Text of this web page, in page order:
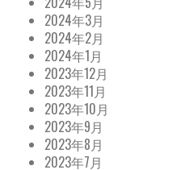
2024年3月
2024年2月
2024年1月
2023年12月
2023年11月
2023年10月
2023年9月
2023年8月
2023年7月